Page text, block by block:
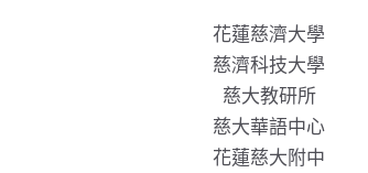
花蓮慈濟大學
慈濟科技大學
慈大教研所
慈大華語中心
花蓮慈大附中